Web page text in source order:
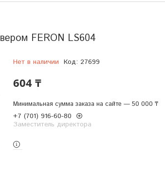
FERON LS604
Нет в наличии Код: 27699
604 ₸
Минимальная сумма заказа на сайте — 50 000 ₸
+7 (701) 916-60-80
Заместитель директора